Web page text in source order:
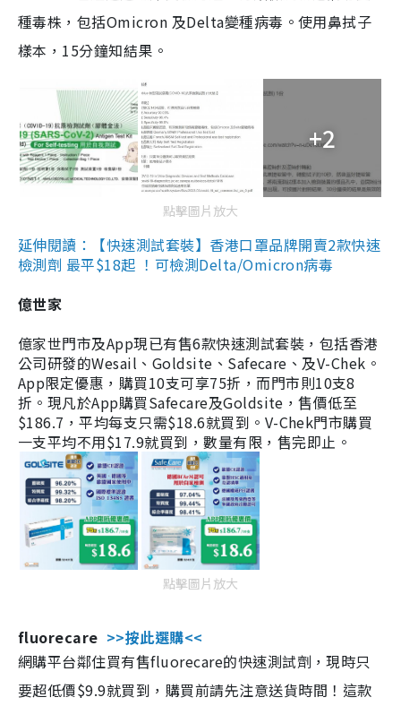
種毒株，包括Omicron 及Delta變種病毒。使用鼻拭子
樣本，15分鐘知結果。
+2
點擊圖片放大
延伸閱讀：【快速測試套裝】香港口罩品牌開賣2款快速
檢測劑 最平$18起 ！可檢測Delta/Omicron病毒
億世家
億家世門市及App現已有售6款快速測試套裝，包括香港
公司研發的Wesail、Goldsite、Safecare、及V-Chek。
App限定優惠，購買10支可享75折，而門市則10支8
折。現凡於App購買Safecare及Goldsite，售價低至
$186.7，平均每支只需$18.6就買到。V-Chek門市購買
一支平均不用$17.9就買到，數量有限，售完即止。
點擊圖片放大
fluorecare >>按此選購<<
網購平台鄰住買有售fluorecare的快速測試劑，現時只
要超低價$9.9就買到，購買前請先注意送貨時間！這款